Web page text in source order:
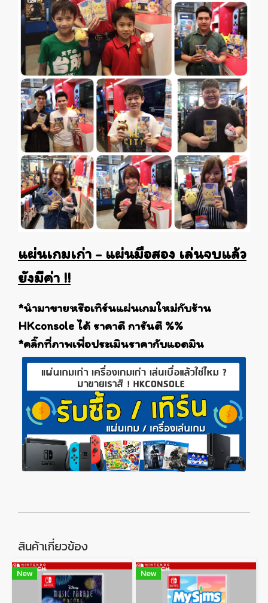
แผ่นเกมเก่า - แผ่นมือสอง เล่นจบแล้ว
ยังมีค่า !!
*นำมาขายหรือเทิร์นแผ่นเกมใหม่กับร้าน
HKconsole ได้ ราคาดี การันตี %%
*คลิ๊กที่ภาพเพื่อประเมินราคากับแอดมิน
สินค้าเกี่ยวข้อง
New New